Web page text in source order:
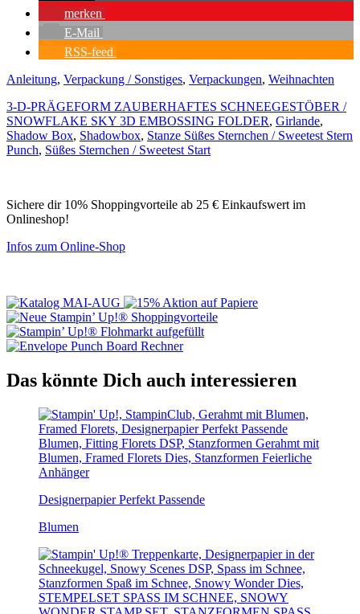
merken
E-Mail
RSS-feed
Anleitung, Verpackung / Sonstiges, Verpackungen, Weihnachten
3-D-PRÄGEFORM ZAUBERHAFTES SCHNEEGESTÖBER /
SNOWFLAKE SKY 3D EMBOSSING FOLDER, Girlande,
Shadow Box, Shadowbox, Stanze Süßes Sternchen / Sweetest Stern
Punch, Süßes Sternchen / Sweetest Start
Sichere dir 10% Shoppingvorteile ab 25 € Einkaufswert im
Onlineshop!
Infos zum Online-Shop
Das könnte Dich auch interessieren
Designerpapier Perfekt Passende
Blumen